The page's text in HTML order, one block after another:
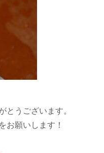
とうございます。
お願いします！